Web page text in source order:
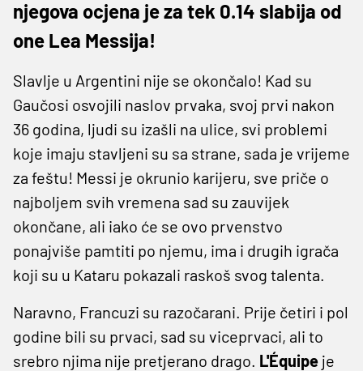
njegova ocjena je za tek 0.14 slabija od
one Lea Messija!
Slavlje u Argentini nije se okončalo! Kad su
Gaučosi osvojili naslov prvaka, svoj prvi nakon
36 godina, ljudi su izašli na ulice, svi problemi
koje imaju stavljeni su sa strane, sada je vrijeme
za feštu! Messi je okrunio karijeru, sve priče o
najboljem svih vremena sad su zauvijek
okončane, ali iako će se ovo prvenstvo
ponajviše pamtiti po njemu, ima i drugih igrača
koji su u Kataru pokazali raskoš svog talenta.
Naravno, Francuzi su razočarani. Prije četiri i pol
godine bili su prvaci, sad su viceprvaci, ali to
srebro njima nije pretjerano drago. L'Équipe je